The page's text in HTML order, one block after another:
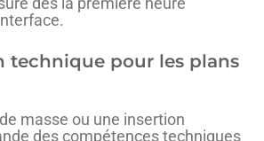
technique pour les plans
masse ou une insertion
des compétences techniques